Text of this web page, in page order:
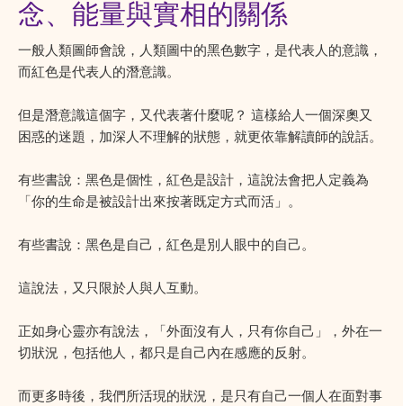
念、能量與實相的關係
一般人類圖師會說，人類圖中的黑色數字，是代表人的意識，
而紅色是代表人的潛意識。
但是潛意識這個字，又代表著什麼呢？ 這樣給人一個深奧又
困惑的迷題，加深人不理解的狀態，就更依靠解讀師的說話。
有些書說：黑色是個性，紅色是設計，這說法會把人定義為
「你的生命是被設計出來按著既定方式而活」。
有些書說：黑色是自己，紅色是別人眼中的自己。
這說法，又只限於人與人互動。
正如身心靈亦有說法，「外面沒有人，只有你自己」，外在一
切狀況，包括他人，都只是自己內在感應的反射。
而更多時後，我們所活現的狀況，是只有自己一個人在面對事